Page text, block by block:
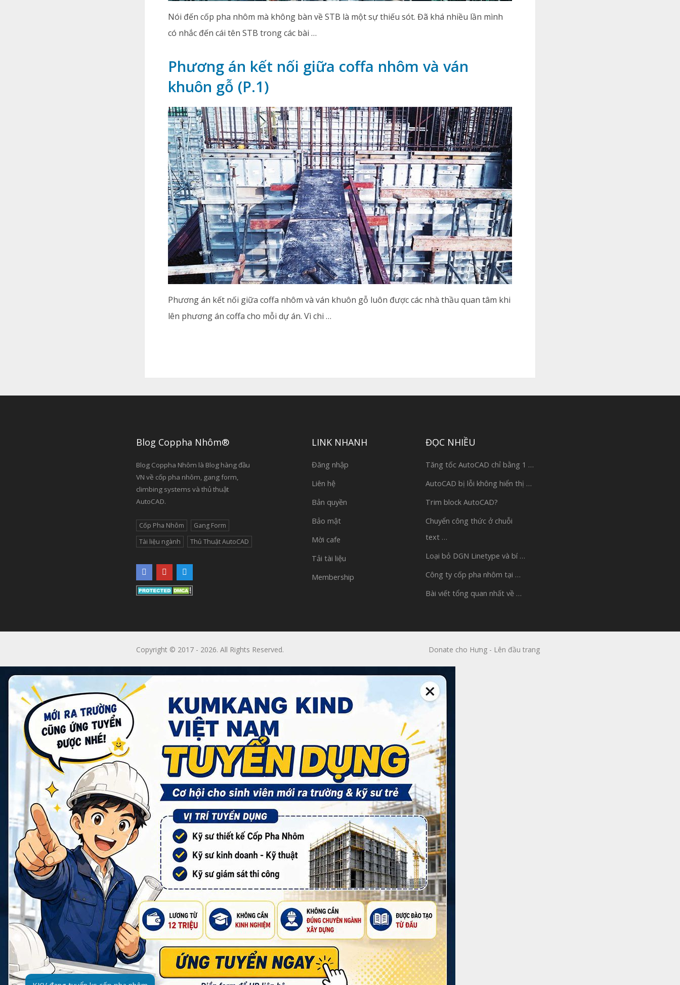
Nói đến cốp pha nhôm mà không bàn về STB là một sự thiếu sót. Đã khá nhiều lần mình
có nhắc đến cái tên STB trong các bài …
Phương án kết nối giữa coffa nhôm và ván
khuôn gỗ (P.1)
Phương án kết nối giữa coffa nhôm và ván khuôn gỗ luôn được các nhà thầu quan tâm khi
lên phương án coffa cho mỗi dự án. Vì chi …
Blog Coppha Nhôm®
Blog Coppha Nhôm là Blog hàng đầu
VN về cốp pha nhôm, gang form,
climbing systems và thủ thuật
AutoCAD.
Cốp Pha Nhôm
Gang Form
Tài liệu ngành
Thủ Thuật AutoCAD
LINK NHANH
Đăng nhập
Liên hệ
Bản quyền
Bảo mật
Mời cafe
Tải tài liệu
Membership
ĐỌC NHIỀU
Tăng tốc AutoCAD chỉ bằng 1 …
AutoCAD bị lỗi không hiển thị …
Trim block AutoCAD?
Chuyển công thức ở chuỗi
text …
Loại bỏ DGN Linetype và bí …
Công ty cốp pha nhôm tại …
Bài viết tổng quan nhất về …
Copyright © 2017 - 2026. All Rights Reserved. Donate cho Hưng - Lên đầu trang